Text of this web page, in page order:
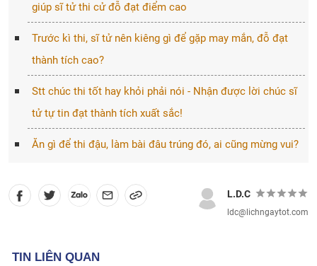
giúp sĩ tử thi cử đỗ đạt điểm cao
Trước kì thi, sĩ tử nên kiêng gì để gặp may mắn, đỗ đạt
thành tích cao?
Stt chúc thi tốt hay khỏi phải nói - Nhận được lời chúc sĩ
tử tự tin đạt thành tích xuất sắc!
Ăn gì để thi đậu, làm bài đâu trúng đó, ai cũng mừng vui?
L.D.C
ldc@lichngaytot.com